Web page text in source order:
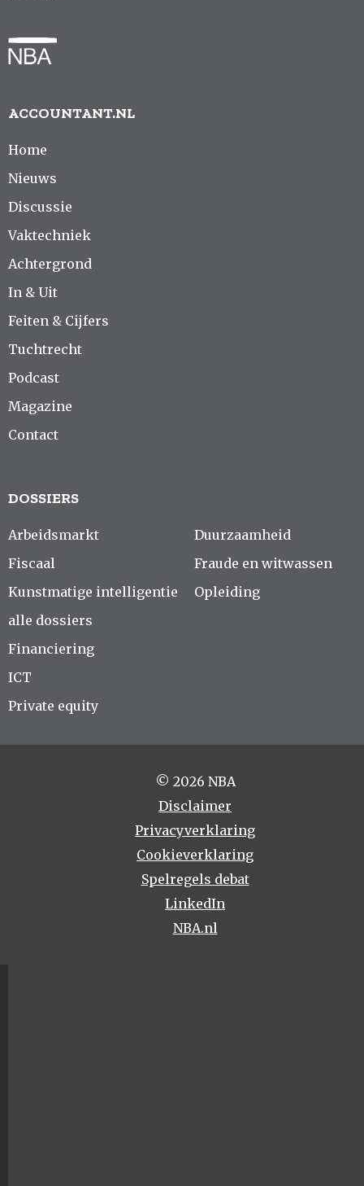
ACCOUNTANT.NL
Home
Nieuws
Discussie
Vaktechniek
Achtergrond
In & Uit
Feiten & Cijfers
Tuchtrecht
Podcast
Magazine
Contact
DOSSIERS
Arbeidsmarkt
Fiscaal
Kunstmatige intelligentie
alle dossiers
Duurzaamheid
Fraude en witwassen
Opleiding
Financiering
ICT
Private equity
© 2026 NBA
Disclaimer
Privacyverklaring
Cookieverklaring
Spelregels debat
LinkedIn
NBA.nl